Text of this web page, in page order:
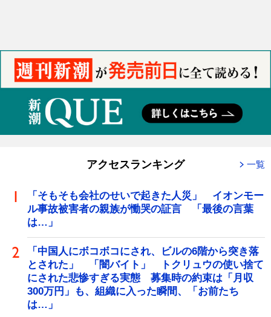
アクセスランキング 一覧
「そもそも会社のせいで起きた人災」 イオンモー
ル事故被害者の親族が慟哭の証言 「最後の言葉
は…」
「中国人にボコボコにされ、ビルの6階から突き落
とされた」 「闇バイト」 トクリュウの使い捨て
にされた悲惨すぎる実態 募集時の約束は「月収
300万円」も、組織に入った瞬間、「お前たち
は…」